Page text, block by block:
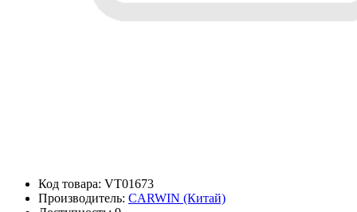
Код товара: VT01673
Производитель: CARWIN (Китай)